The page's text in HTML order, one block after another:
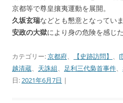
京都等で尊皇攘夷運動を展開。
久坂玄瑞などとも懇意となっていま
安政の大獄により身の危険を感じ
カテゴリー:京都府 【史跡訪問】 [
越清蔵
天誅組 足利三代梟首事件
日: 2021年6月7日 |